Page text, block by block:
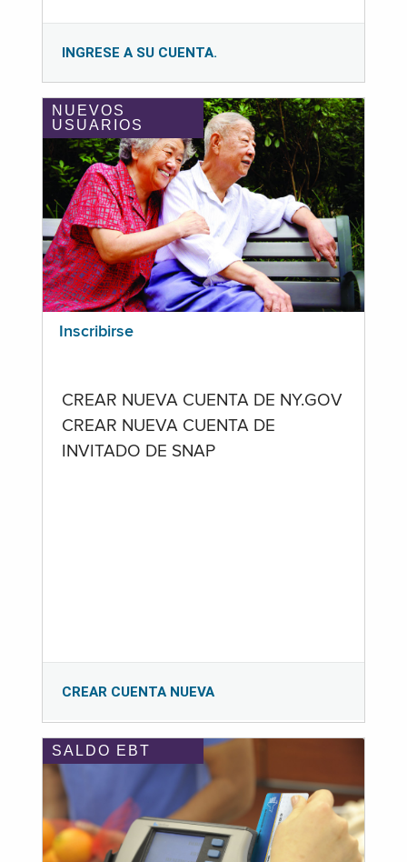
INGRESE A SU CUENTA.
NUEVOS
USUARIOS
Inscribirse
CREAR NUEVA CUENTA DE NY.GOV
CREAR NUEVA CUENTA DE
INVITADO DE SNAP
CREAR CUENTA NUEVA
SALDO EBT